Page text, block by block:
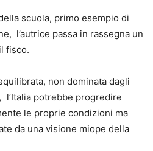
scuola, primo esempio di
l’autrice passa in rassegna un
fisco.
non dominata dagli
l’Italia potrebbe progredire
le proprie condizioni ma
da una visione miope della